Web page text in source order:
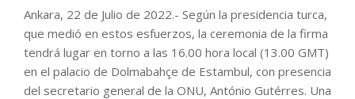
Ankara, 22 de Julio de 2022.- Según la presidencia turca,
que medió en estos esfuerzos, la ceremonia de la firma
tendrá lugar en torno a las 16.00 hora local (13.00 GMT)
en el palacio de Dolmabahçe de Estambul, con presencia
del secretario general de la ONU, António Gutérres. Una